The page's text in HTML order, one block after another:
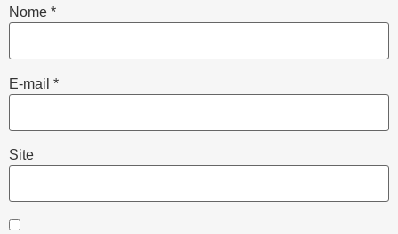
Nome *
E-mail *
Site